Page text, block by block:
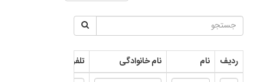
ردیف نام نام خانوادگی تلفن